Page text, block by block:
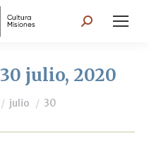
Search:
30 julio, 2020
julio 30